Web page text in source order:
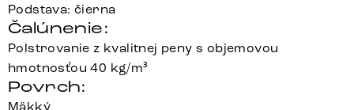
Podstava: čierna
Čalúnenie:
Polstrovanie z kvalitnej peny s objemovou
hmotnosťou 40 kg/m³
Povrch:
Mäkký